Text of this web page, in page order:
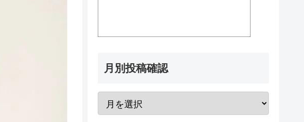
月別投稿確認